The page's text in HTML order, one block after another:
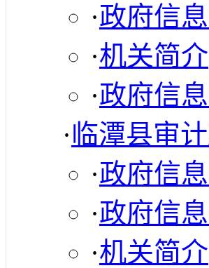
·政府信
·机关简介
·政府信
·临潭县审
·政府信
·政府信
·机关简介